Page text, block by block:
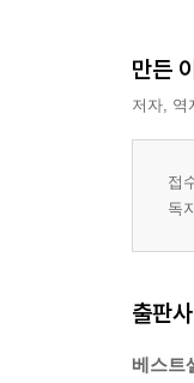
만든
저자, 역
접
독
출판
베스트